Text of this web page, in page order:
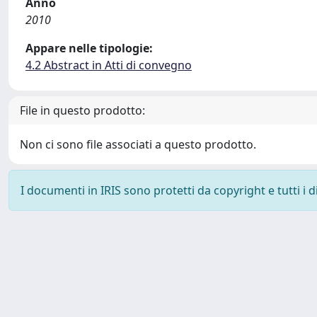
2010
Appare nelle tipologie:
4.2 Abstract in Atti di convegno
File in questo prodotto:
Non ci sono file associati a questo prodotto.
I documenti in IRIS sono protetti da copyright e tutti i